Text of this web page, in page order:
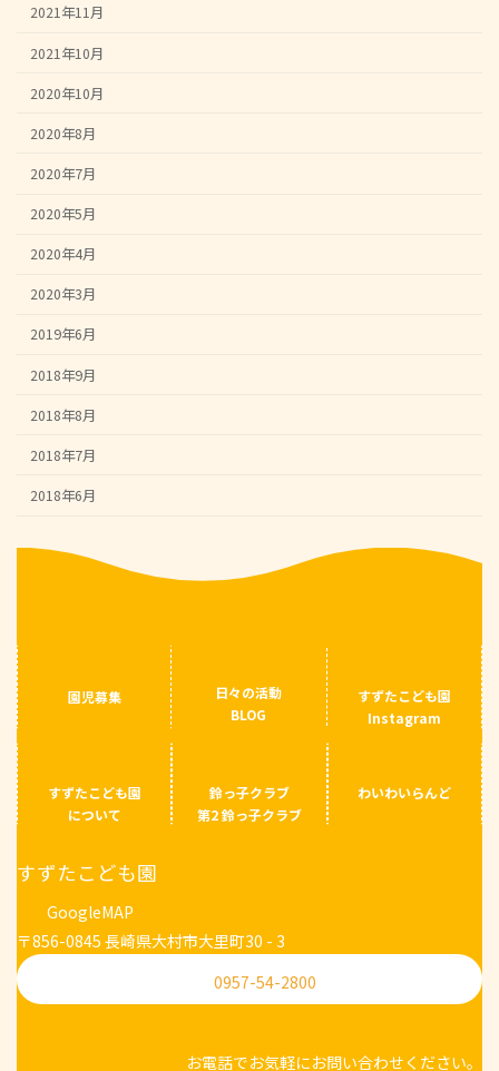
2021年11月
2021年10月
2020年10月
2020年8月
2020年7月
2020年5月
2020年4月
2020年3月
2019年6月
2018年9月
2018年8月
2018年7月
2018年6月
園児募集
日々の活動
BLOG
すずたこども園
Instagram
すずたこども園
について
鈴っ子クラブ
第2 鈴っ子クラブ
わいわいらんど
すずたこども園
GoogleMAP
〒856-0845 長崎県大村市大里町30 - 3
0957-54-2800
お電話でお気軽にお問い合わせください。